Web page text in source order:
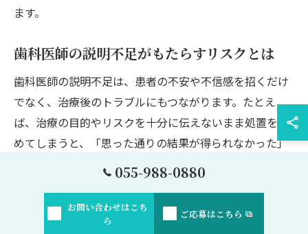
ます。
歯科医師の説明不足がもたらすリスクとは
歯科医師の説明不足は、患者の不安や不信感を招くだけ
でなく、治療後のトラブルにもつながります。たとえ
ば、治療の目的やリスクを十分に伝えないまま処置を進
めてしまうと、「思った通りの結果が得られなかった」
スやクレームに発展するリスクもあります。
このようなトラブルを防ぐためにも、歯科医師は治療内
055-988-0880
お問い合わせはこち
ら
ご応募はこちら